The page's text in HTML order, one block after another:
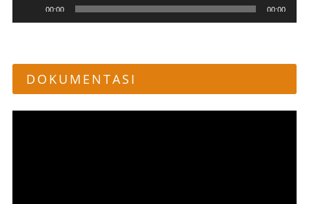
00:00 00:00
DOKUMENTASI